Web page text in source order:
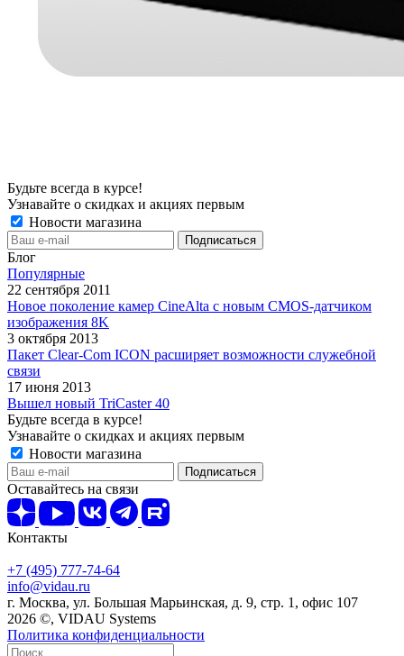
Будьте всегда в курсе!
Узнавайте о скидках и акциях первым
Новости магазина
Блог
Популярные
22 сентября 2011
Новое поколение камер CineAlta с новым CMOS-датчиком
изображения 8K
3 октября 2013
Пакет Clear-Com ICON расширяет возможности служебной
связи
17 июня 2013
Вышел новый TriCaster 40
Будьте всегда в курсе!
Узнавайте о скидках и акциях первым
Новости магазина
Оставайтесь на связи
Контакты
+7 (495) 777-74-64
info@vidau.ru
г. Москва, ул. Большая Марьинская, д. 9, стр. 1, офис 107
2026 ©, VIDAU Systems
Политика конфиденциальности